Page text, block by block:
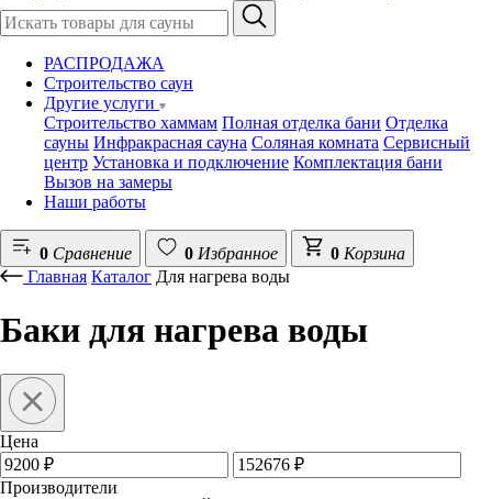
РАСПРОДАЖА
Строительство саун
Другие услуги
Строительство хаммам Полная отделка бани Отделка
сауны Инфракрасная сауна Соляная комната Сервисный
центр Установка и подключение Комплектация бани
Вызов на замеры
Наши работы
0 Сравнение 0 Избранное 0 Корзина
Главная Каталог Для нагрева воды
Баки для нагрева воды
Цена
Производители